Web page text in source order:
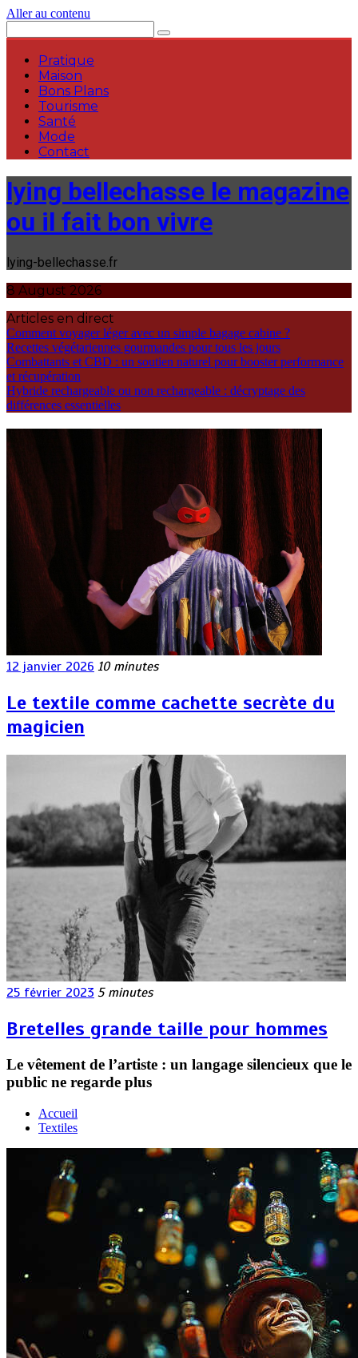
Aller au contenu
Pratique
Maison
Bons Plans
Tourisme
Santé
Mode
Contact
lying bellechasse le magazine
ou il fait bon vivre
lying-bellechasse.fr
8 August 2026
Articles en direct
Comment voyager léger avec un simple bagage cabine ?
Recettes végétariennes gourmandes pour tous les jours
Combattants et CBD : un soutien naturel pour booster performance
et récupération
Hybride rechargeable ou non rechargeable : décryptage des
différences essentielles
12 janvier 2026 10 minutes
Le textile comme cachette secrète du
magicien
25 février 2023 5 minutes
Bretelles grande taille pour hommes
Le vêtement de l’artiste : un langage silencieux que le
public ne regarde plus
Accueil
Textiles